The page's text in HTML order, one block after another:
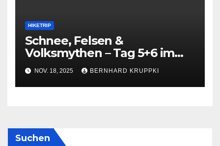
HIKETRIP
Schnee, Felsen &
Volksmythen – Tag 5+6 im
Harz
NOV. 18, 2025 BERNHARD KRUPPKI
Suchen